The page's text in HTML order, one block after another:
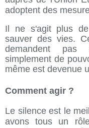
adoptent des
Il ne s'agit plus
sauver des vies.
demandent pas
simplement de
même est devenue
Comment agir ?
Le silence est le
avons tous un